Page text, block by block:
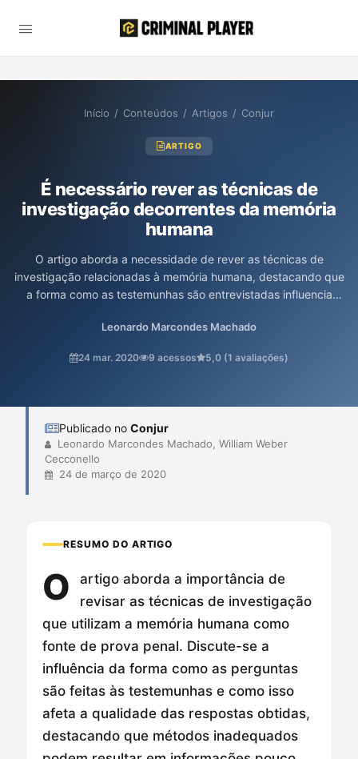
Início / Conteúdos / Artigos / Conjur
ARTIGO
É necessário rever as técnicas de
investigação decorrentes da memória
humana
O artigo aborda a necessidade de rever as técnicas de
investigação relacionadas à memória humana, destacando que
a forma como as testemunhas são entrevistadas influencia
importância de integrar conhecimentos da psicologia cognitiva
informações obtidas. Além disso, apresentam o modelo do Reino
Leonardo Marcondes Machado
24 mar. 2020 9 acessos 5,0 (1 avaliações)
Publicado no Conjur
Leonardo Marcondes Machado, William Weber
Cecconello
24 de março de 2020
RESUMO DO ARTIGO
O
artigo aborda a importância de
revisar as técnicas de investigação
que utilizam a memória humana como
fonte de prova penal. Discute-se a
influência da forma como as perguntas
são feitas às testemunhas e como isso
afeta a qualidade das respostas obtidas,
destacando que métodos inadequados